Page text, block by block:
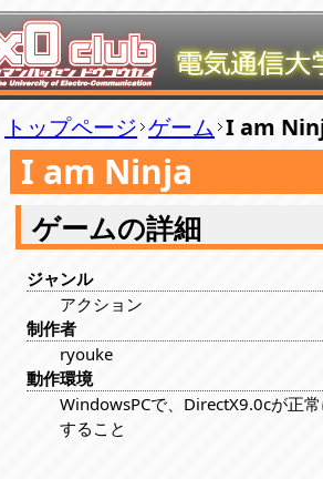
トップページ ゲーム I am
I am Ninja
ゲームの詳細
ジャンル
アクション
制作者
ryouke
動作環境
WindowsPCで、DirectX9.0cが正
すること